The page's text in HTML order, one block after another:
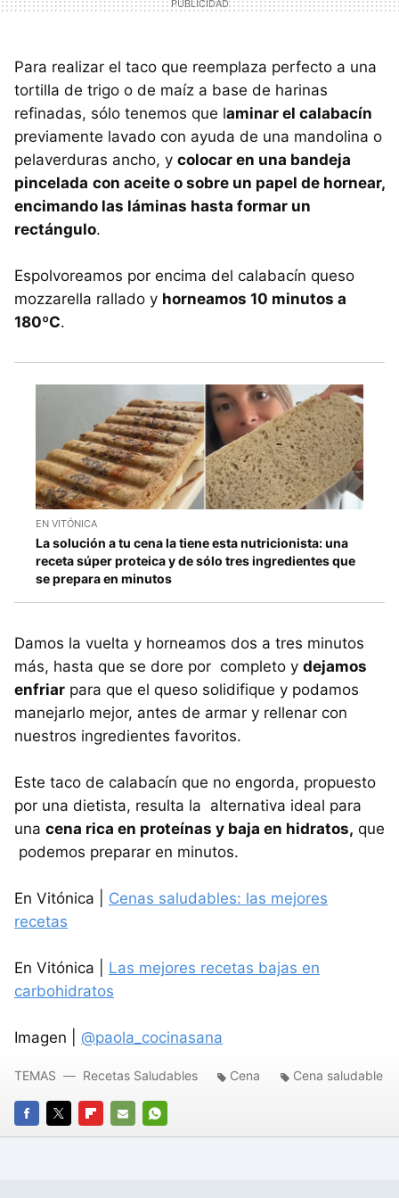
Para realizar el taco que reemplaza perfecto a una
tortilla de trigo o de maíz a base de harinas
refinadas, sólo tenemos que laminar el calabacín
previamente lavado con ayuda de una mandolina o
pelaverduras ancho, y colocar en una bandeja
pincelada con aceite o sobre un papel de hornear,
encimando las láminas hasta formar un
rectángulo.
Espolvoreamos por encima del calabacín queso
mozzarella rallado y horneamos 10 minutos a
180ºC.
EN VITÓNICA
La solución a tu cena la tiene esta nutricionista: una
receta súper proteica y de sólo tres ingredientes que
se prepara en minutos
Damos la vuelta y horneamos dos a tres minutos
más, hasta que se dore por completo y dejamos
enfriar para que el queso solidifique y podamos
manejarlo mejor, antes de armar y rellenar con
nuestros ingredientes favoritos.
Este taco de calabacín que no engorda, propuesto
por una dietista, resulta la alternativa ideal para
una cena rica en proteínas y baja en hidratos, que
podemos preparar en minutos.
En Vitónica | Cenas saludables: las mejores
recetas
En Vitónica | Las mejores recetas bajas en
carbohidratos
Imagen | @paola_cocinasana
FACEBOOK
TWITTERFLIPBOARD
E-
WHATSAPP
TEMAS Recetas Saludables Cena Cena saludable